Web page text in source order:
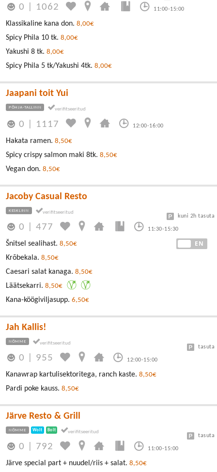
0 1062 11:00-15:00
Klassikaline kana don. 8,00€
Spicy Phila 10 tk. 8,00€
Yakushi 8 tk. 8,00€
Spicy Phila 5 tk/Yakushi 4tk. 8,00€
Jaapani toit Yui
PÕHJA-TALLINN
0 1117 12:00-16:00
Hakata ramen. 8,50€
Spicy crispy salmon maki 8tk. 8,50€
Vegan don. 8,50€
Jacoby Casual Resto
KESKLINN
0 |477 11:30-15:30
kuni 2h tasuta
EN
Šnitsel sealihast. 8,50€
Krõbekala. 8,50€
Caesari salat kanaga. 8,50€
Läätsekarri. 8,50€
Kana-köögiviljasupp. 6,50€
Jah Kallis!
NÕMME
0 955 12:00-15:00
tasuta
Kanawrap kartulisektoritega, ranch kaste. 8,50€
Pardi poke kauss. 8,50€
Järve Resto & Grill
NÕMME Wolt Bolt
0 792 11:00-15:00
tasuta
Järve special part + nuudel/riis + salat. 8,50€